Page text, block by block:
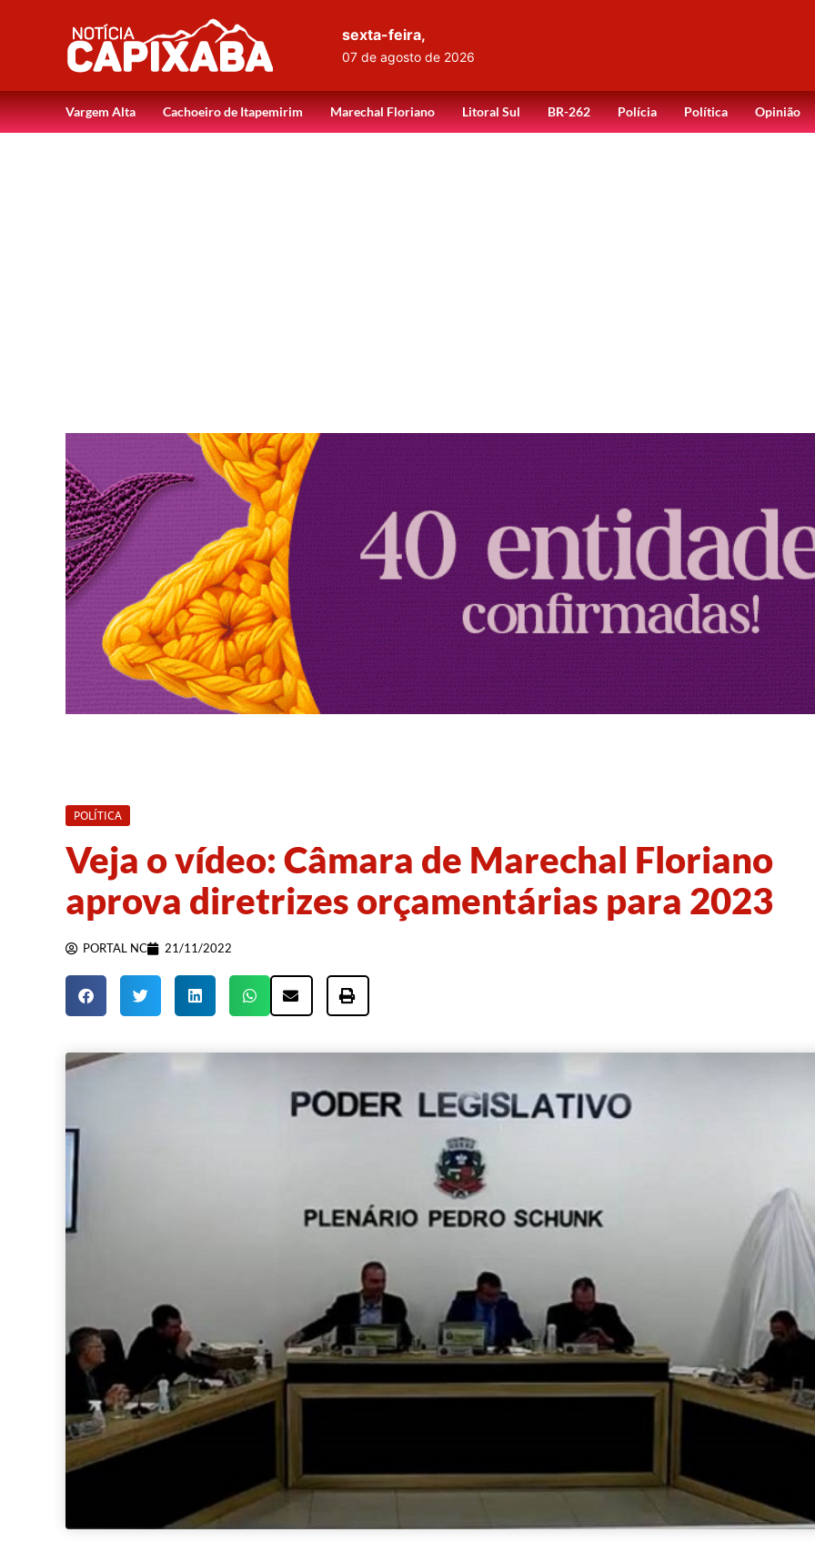
sexta-feira,
07 de agosto de 2026
Vargem Alta Cachoeiro de Itapemirim Marechal Floriano Litoral Sul BR-262 Polícia Política Opinião
POLÍTICA
Veja o vídeo: Câmara de Marechal Floriano
aprova diretrizes orçamentárias para 2023
PORTAL NC 21/11/2022